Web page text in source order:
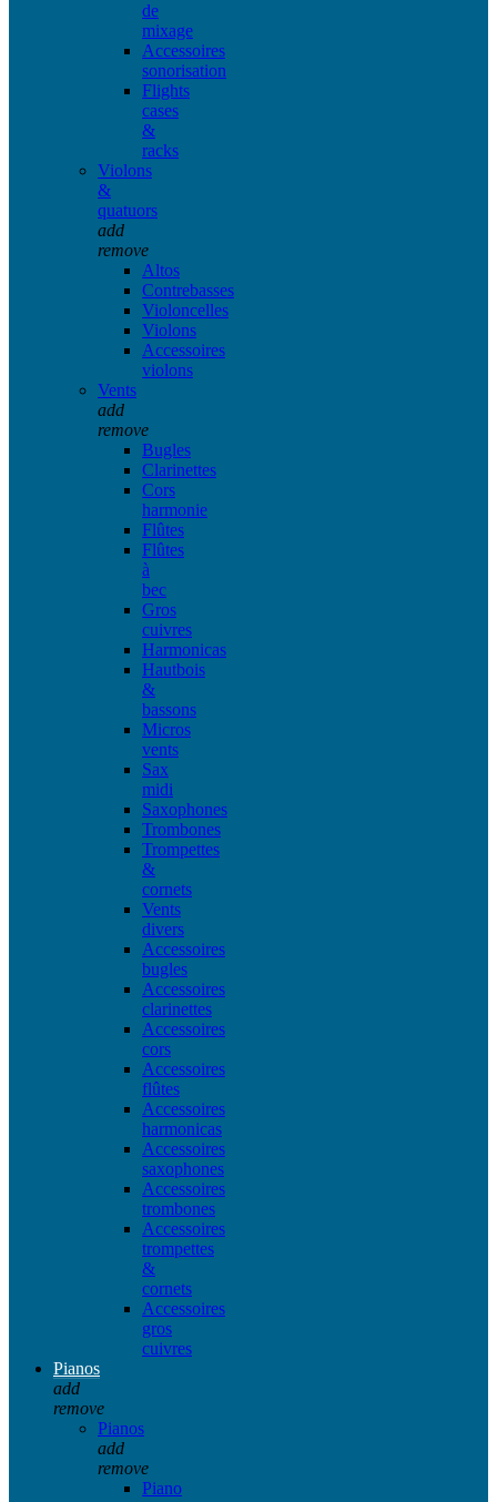
de
mixage
Accessoires
sonorisation
Flights
cases
&
racks
Violons
&
quatuors
add
remove
Altos
Contrebasses
Violoncelles
Violons
Accessoires
violons
Vents
add
remove
Bugles
Clarinettes
Cors
harmonie
Flûtes
Flûtes
à
bec
Gros
cuivres
Harmonicas
Hautbois
&
bassons
Micros
vents
Sax
midi
Saxophones
Trombones
Trompettes
&
cornets
Vents
divers
Accessoires
bugles
Accessoires
clarinettes
Accessoires
cors
Accessoires
flûtes
Accessoires
harmonicas
Accessoires
saxophones
Accessoires
trombones
Accessoires
trompettes
&
cornets
Accessoires
gros
cuivres
Pianos
add
remove
Pianos
add
remove
Piano